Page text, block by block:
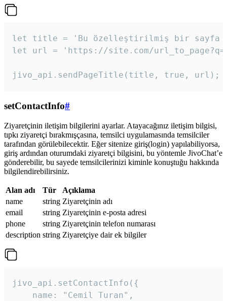
let title = 'Bu özelleştirilmiş bir sayfa
let url = 'https://site.com/
jivo_api.sendPageTitle(title, true, url);
setContactInfo#
Ziyaretçinin iletişim bilgilerini ayarlar. Atayacağınız iletişim bilgisi,
tıpkı ziyaretçi bırakmışçasına, temsilci uygulamasında temsilciler
tarafından görülebilecektir. Eğer sitenize giriş(login) yapılabiliyorsa,
giriş ardından oturumdaki ziyaretçi bilgisini, bu yöntemle JivoChat’e
gönderebilir, bu sayede temsilcilerinizi kiminle konuştuğu hakkında
bilgilendirebilirsiniz.
Alan adı Tür
Açıklama
name
string Ziyaretçinin adı
email
string Ziyaretçinin e-posta adresi
phone
string Ziyaretçinin telefon numarası
description string Ziyaretçiye dair ek bilgiler
jivo_api.setContactInfo({
    name: "Cemil Turan",